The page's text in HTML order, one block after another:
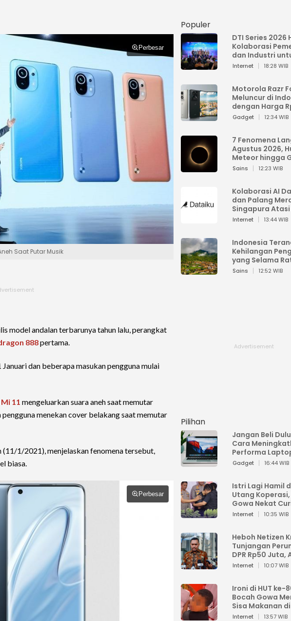
Perbesar
Saat Putar Musik
model andalan terbarunya tahun lalu, perangkat
888pertama.
dan beberapa masukan pengguna mulai
11 mengeluarkan suara aneh saat memutar
menekan cover belakang saat memutar
(11/1/2021), menjelaskan fenomena tersebut,
biasa.
Perbesar
Populer
DTI Series 2026
Kolaborasi
dan Industri
Percepatan
Internet 18:28 WIB
Motorola Razr
Meluncur di
dengan Harga
Jutaan
Gadget 12:34 WIB
7 Fenomena
Agustus 2026,
Meteor hingga
Matahari
Sains 12:23 WIB
Kolaborasi AI
dan Palang
Singapura Atasi
Bencana
Internet 13:44 WIB
Indonesia
Kehilangan
yang Selama
Tahun Menjaga
Sains 12:52 WIB
Pilihan
Jangan Beli
Cara
Performa
Harus Beli Baru
Gadget 16:44 WIB
Istri Lagi Hamil
Utang
Gowa Nekat
Tandan Milik
Internet 10:35 WIB
Heboh Netizen
Tunjangan
DPR Rp50 Juta,
Sahroni: Enggak
Internet 10:07 WIB
Ironi di HUT ke-
Bocah Gowa
Sisa Makanan
Kemerdekaan
Internet 13:57 WIB